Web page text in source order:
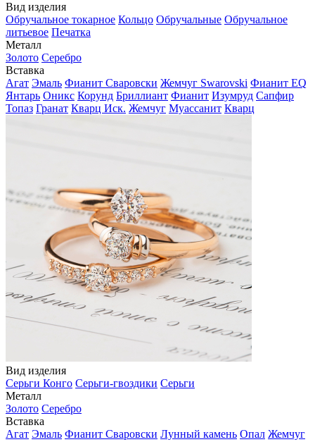
Вид изделия
Обручальное токарное Кольцо Обручальные Обручальное
литьевое Печатка
Металл
Золото Серебро
Вставка
Агат Эмаль Фианит Сваровски Жемчуг Swarovski Фианит EQ
Янтарь Оникс Корунд Бриллиант Фианит Изумруд Сапфир
Топаз Гранат Кварц Иск. Жемчуг Муассанит Кварц
Вид изделия
Серьги Конго Серьги-гвоздики Серьги
Металл
Золото Серебро
Вставка
Агат Эмаль Фианит Сваровски Лунный камень Опал Жемчуг